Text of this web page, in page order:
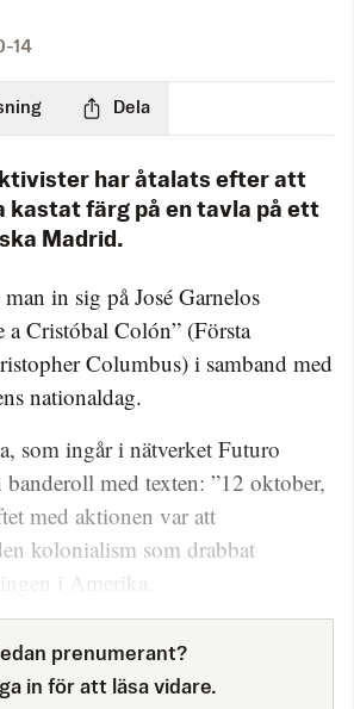
14
Dela
har åtalats efter att
kastat färg på en tavla på ett
Madrid.
in sig på José Garnelos
a Cristóbal Colón” (Första
Columbus) i samband med
nationaldag.
som ingår i nätverket Futuro
banderoll med texten: ”12 oktober,
med aktionen var att
kolonialism som drabbat
i Amerika.
prenumerant?
in för att läsa vidare.